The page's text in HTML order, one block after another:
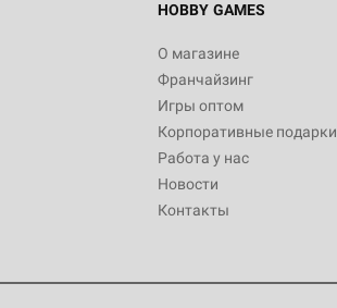
HOBBY GAMES
О магазине
Франчайзинг
Игры оптом
Корпоративные подарки
Работа у нас
Новости
Контакты